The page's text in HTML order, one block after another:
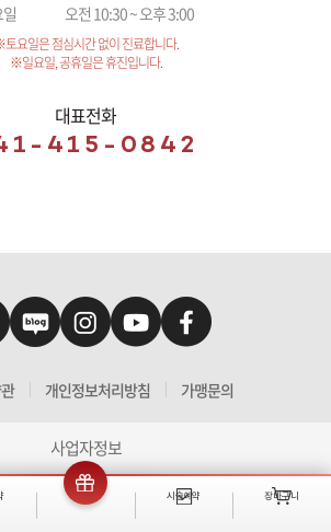
오전 10:30 ~ 오후 3:00
요일은 점심시간 없이 진료합니다.
※일요일, 공휴일은 휴진입니다.
대표전화
415-0842
개인정보처리방침 가맹문의
사업자정보
이벤트 시술예약 장바구니